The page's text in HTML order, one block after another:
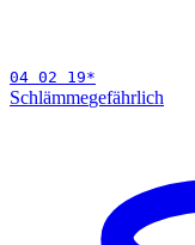
04 02 19*
Schlämmegefährlich